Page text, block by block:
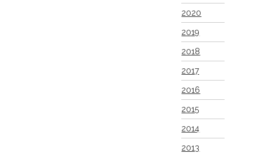
2020
2019
2018
2017
2016
2015
2014
2013